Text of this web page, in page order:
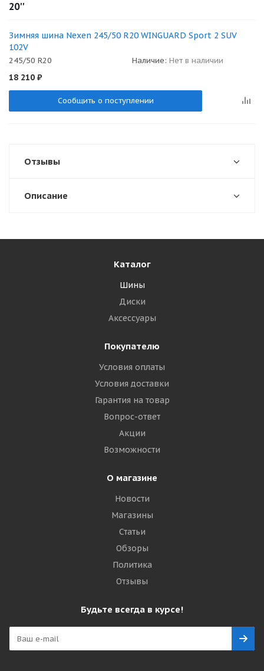
20''
Зимняя шина Nexen 245/50 R20 WINGUARD Sport 2 SUV
102V
245/50 R20 Наличие: Нет в наличии
18 210 ₽
Сообщить о поступлении
Отзывы
Описание
Каталог
Шины
Диски
Аксессуары
Покупателю
Условия оплаты
Условия доставки
Гарантия на товар
Вопрос-ответ
Акции
Возможности
О магазине
Новости
Магазины
Статьи
Обзоры
Политика
Отзывы
Будьте всегда в курсе!